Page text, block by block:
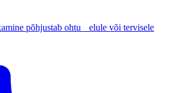
põhjustab ohtu elule või tervisele